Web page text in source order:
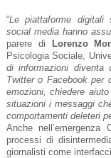
“Le piattaforme digitali
social media hanno
parere di
Lorenzo
Psicologia Sociale,
di informazioni
Twitter o Facebook per
emozioni, chiedere
situazioni i messaggi
comportamenti deleteri
Anche
processi di
giornalisti come